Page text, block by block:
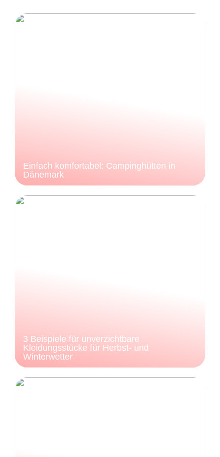
Einfach komfortabel: Campinghütten in
Dänemark
3 Beispiele für unverzichtbare
Kleidungsstücke für Herbst- und
Winterwetter